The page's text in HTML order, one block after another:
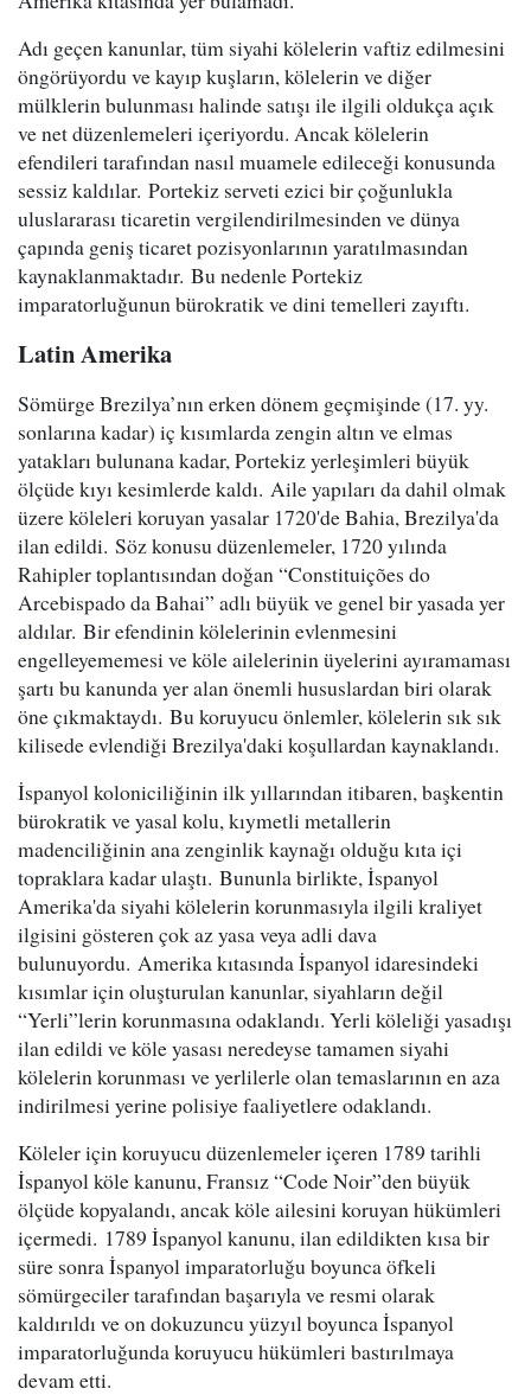
Adı geçen kanunlar, tüm siyahi kölelerin vaftiz edilmesini
öngörüyordu ve kayıp kuşların, kölelerin ve diğer
mülklerin bulunması halinde satışı ile ilgili oldukça açık
ve net düzenlemeleri içeriyordu. Ancak kölelerin
efendileri tarafından nasıl muamele edileceği konusunda
sessiz kaldılar. Portekiz serveti ezici bir çoğunlukla
uluslararası ticaretin vergilendirilmesinden ve dünya
çapında geniş ticaret pozisyonlarının yaratılmasından
kaynaklanmaktadır. Bu nedenle Portekiz
imparatorluğunun bürokratik ve dini temelleri zayıftı.
Latin Amerika
Sömürge Brezilya’nın erken dönem geçmişinde (17. yy.
sonlarına kadar) iç kısımlarda zengin altın ve elmas
yatakları bulunana kadar, Portekiz yerleşimleri büyük
ölçüde kıyı kesimlerde kaldı. Aile yapıları da dahil olmak
üzere köleleri koruyan yasalar 1720'de Bahia, Brezilya'da
ilan edildi. Söz konusu düzenlemeler, 1720 yılında
Rahipler toplantısından doğan “Constituições do
Arcebispado da Bahai” adlı büyük ve genel bir yasada yer
aldılar. Bir efendinin kölelerinin evlenmesini
engelleyememesi ve köle ailelerinin üyelerini ayıramaması
şartı bu kanunda yer alan önemli hususlardan biri olarak
öne çıkmaktaydı. Bu koruyucu önlemler, kölelerin sık sık
kilisede evlendiği Brezilya'daki koşullardan kaynaklandı.
İspanyol koloniciliğinin ilk yıllarından itibaren, başkentin
bürokratik ve yasal kolu, kıymetli metallerin
madenciliğinin ana zenginlik kaynağı olduğu kıta içi
topraklara kadar ulaştı. Bununla birlikte, İspanyol
Amerika'da siyahi kölelerin korunmasıyla ilgili kraliyet
ilgisini gösteren çok az yasa veya adli dava
bulunuyordu. Amerika kıtasında İspanyol idaresindeki
kısımlar için oluşturulan kanunlar, siyahların değil
“Yerli”lerin korunmasına odaklandı. Yerli köleliği yasadışı
ilan edildi ve köle yasası neredeyse tamamen siyahi
kölelerin korunması ve yerlilerle olan temaslarının en aza
indirilmesi yerine polisiye faaliyetlere odaklandı.
Köleler için koruyucu düzenlemeler içeren 1789 tarihli
İspanyol köle kanunu, Fransız “Code Noir”den büyük
ölçüde kopyalandı, ancak köle ailesini koruyan hükümleri
içermedi. 1789 İspanyol kanunu, ilan edildikten kısa bir
süre sonra İspanyol imparatorluğu boyunca öfkeli
sömürgeciler tarafından başarıyla ve resmi olarak
kaldırıldı ve on dokuzuncu yüzyıl boyunca İspanyol
imparatorluğunda koruyucu hükümleri bastırılmaya
devam etti.